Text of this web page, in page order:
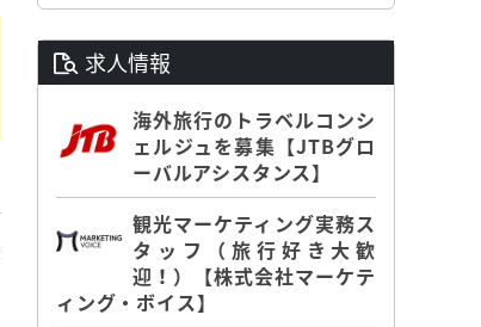
求人情報
海外旅行のトラベルコンシ
ェルジュを募集【JTBグロ
ーバルアシスタンス】
観光マーケティング実務ス
タッフ（旅行好き大歓
迎！）【株式会社マーケテ
ィング・ボイス】